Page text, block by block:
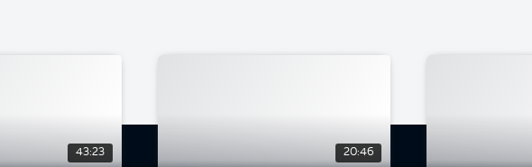
43:23 20:46